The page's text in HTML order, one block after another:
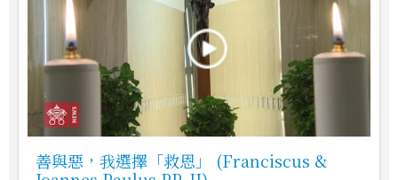
善與惡，我選擇「救恩」 (Franciscus &